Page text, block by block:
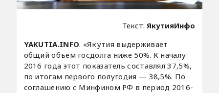
Текст:ЯкутияИнфо
YAKUTIA.INFO. «Якутия выдерживает
общий объем госдолга ниже 50%. К началу
2016 года этот показатель составлял 37,5%,
по итогам первого полугодия — 38,5%. По
соглашению с Минфином РФ в период 2016-